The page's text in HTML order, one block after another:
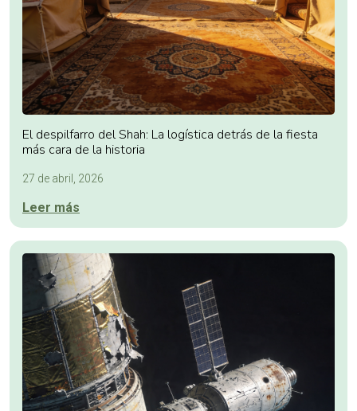
El despilfarro del Shah: La logística detrás de la fiesta
más cara de la historia
27 de abril, 2026
Leer más